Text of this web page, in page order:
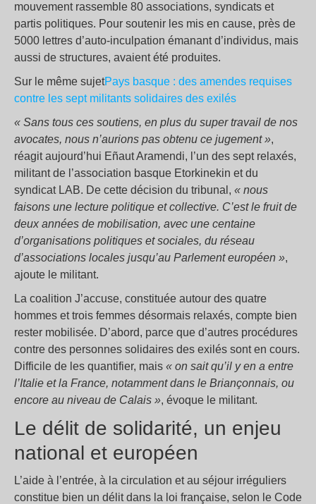
mouvement rassemble 80 associations, syndicats et
partis politiques. Pour soutenir les mis en cause, près de
5000 lettres d’auto-inculpation émanant d’individus, mais
aussi de structures, avaient été produites.
Sur le même sujetPays basque : des amendes requises
contre les sept militants solidaires des exilés
« Sans tous ces soutiens, en plus du super travail de nos
avocates, nous n’aurions pas obtenu ce jugement »,
réagit aujourd’hui Eñaut Aramendi, l’un des sept relaxés,
militant de l’association basque Etorkinekin et du
syndicat LAB. De cette décision du tribunal, « nous
faisons une lecture politique et collective. C’est le fruit de
deux années de mobilisation, avec une centaine
d’organisations politiques et sociales, du réseau
d’associations locales jusqu’au Parlement européen »,
ajoute le militant.
La coalition J’accuse, constituée autour des quatre
hommes et trois femmes désormais relaxés, compte bien
rester mobilisée. D’abord, parce que d’autres procédures
contre des personnes solidaires des exilés sont en cours.
Difficile de les quantifier, mais « on sait qu’il y en a entre
l’Italie et la France, notamment dans le Briançonnais, ou
encore au niveau de Calais », évoque le militant.
Le délit de solidarité, un enjeu
national et européen
L’aide à l’entrée, à la circulation et au séjour irréguliers
constitue bien un délit dans la loi française, selon le Code